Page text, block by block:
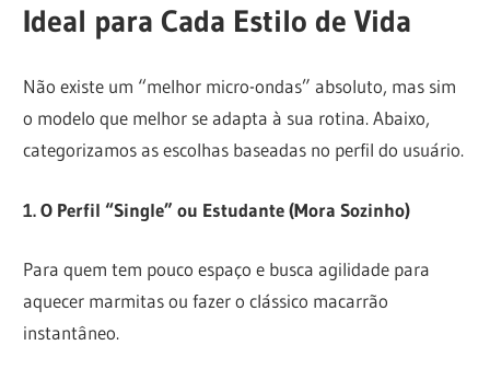
Ideal para Cada Estilo de Vida
Não existe um “melhor micro-ondas” absoluto, mas sim
o modelo que melhor se adapta à sua rotina. Abaixo,
categorizamos as escolhas baseadas no perfil do usuário.
1. O Perfil “Single” ou Estudante (Mora Sozinho)
Para quem tem pouco espaço e busca agilidade para
aquecer marmitas ou fazer o clássico macarrão
instantâneo.